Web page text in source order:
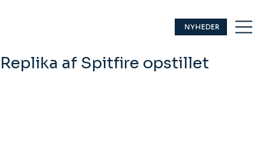
NYHEDER
Replika af Spitfire opstillet